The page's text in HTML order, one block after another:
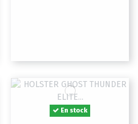
En stock